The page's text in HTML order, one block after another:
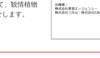
、観情植物
ます。